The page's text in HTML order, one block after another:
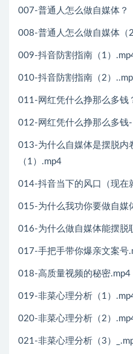
007-普通人怎么做自媒体？
008-普通人怎么做自媒体（
009-抖音防割指南（1）
010-抖音防割指南（2）
011-网红凭什么挣那么多钱
012-网红凭什么挣那么多钱
013-为什么自媒体是摆脱内
（1）.mp4
014-抖音当下的风口（现在
015-为什么我功你要做自媒
016-为什么做自媒体能摆脱
017-手把手带你爆亲文案号
018-高质量视频的秘密.mp4
019-非菜心理分析（1）
020-非菜心理分析（2）
021-非菜心理分析（3）